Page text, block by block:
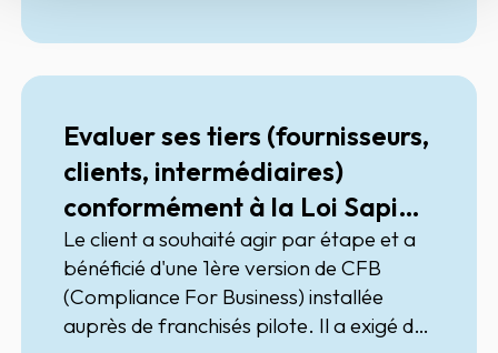
Evaluer ses tiers (fournisseurs,
clients, intermédiaires)
conformément à la Loi Sapin 2
et Devoir de Vigilance
Le client a souhaité agir par étape et a
bénéficié d'une 1ère version deCFB
(Compliance For Business) installée
auprès de franchisés pilote. Il a exigé de